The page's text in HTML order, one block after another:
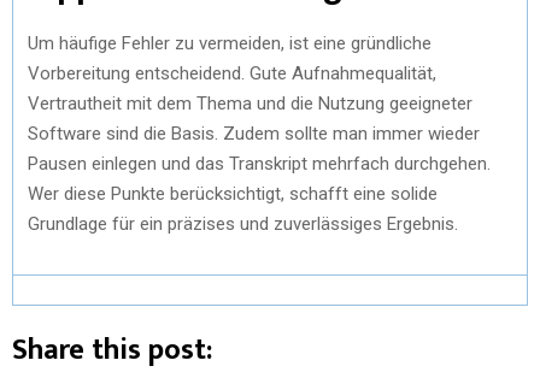
Um häufige Fehler zu vermeiden, ist eine gründliche
Vorbereitung entscheidend. Gute Aufnahmequalität,
Vertrautheit mit dem Thema und die Nutzung geeigneter
Software sind die Basis. Zudem sollte man immer wieder
Pausen einlegen und das Transkript mehrfach durchgehen.
Wer diese Punkte berücksichtigt, schafft eine solide
Grundlage für ein präzises und zuverlässiges Ergebnis.
Share this post: